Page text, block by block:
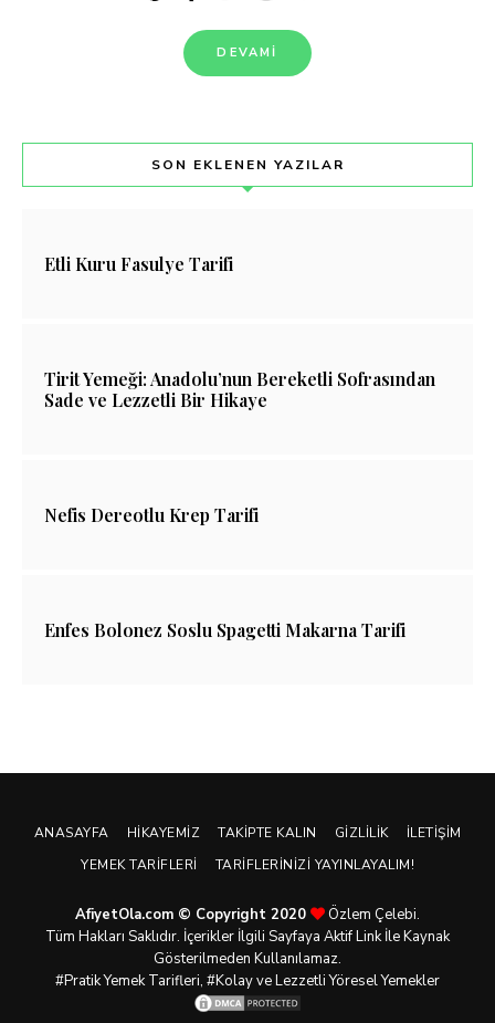
DEVAMI
SON EKLENEN YAZILAR
Etli Kuru Fasulye Tarifi
Tirit Yemeği: Anadolu’nun Bereketli Sofrasından
Sade ve Lezzetli Bir Hikaye
Nefis Dereotlu Krep Tarifi
Enfes Bolonez Soslu Spagetti Makarna Tarifi
ANASAYFA HIKAYEMIZ TAKIPTE KALIN GIZLILIK
İLETIŞIM
YEMEK TARIFLERI
TARIFLERINIZI YAYINLAYALIM!
AfiyetOla.com © Copyright 2020
Özlem Çelebi.
Tüm Hakları Saklıdır. İçerikler İlgili Sayfaya Aktif Link İle Kaynak
Gösterilmeden Kullanılamaz.
#PratikYemek Tarifleri, #Kolay ve Lezzetli Yöresel Yemekler